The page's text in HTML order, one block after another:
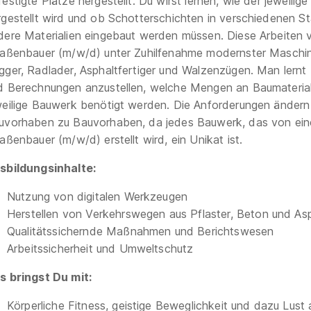
wird und ob Schotterschichten in verschiedenen
Materialien eingebaut werden müssen. Diese Arbeiten
(m/w/d) unter Zuhilfenahme modernster
Radlader, Asphaltfertiger und Walzenzügen. Man lernt
Berechnungen anzustellen, welche Mengen an
Bauwerk benötigt werden. Die Anforderungen
zu Bauvorhaben, da jedes Bauwerk, das von
(m/w/d) erstellt wird, ein Unikat ist.
Nutzung von digitalen Werkzeugen
Herstellen von Verkehrswegen aus Pflaster, Beton und
Qualitätssichernde Maßnahmen und Berichtswesen
Arbeitssicherheit und Umweltschutz
bringst Du mit:
Körperliche Fitness, geistige Beweglichkeit und dazu Lust